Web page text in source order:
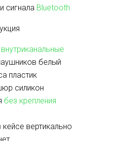
сигнала Bluetooth
внутриканальные
белый
пластик
силикон
без крепления
вертикально